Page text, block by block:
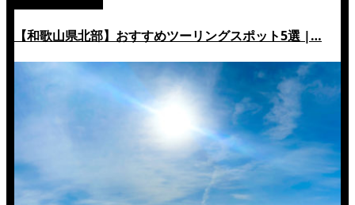
【和歌山県北部】おすすめツーリングスポット5選 |…